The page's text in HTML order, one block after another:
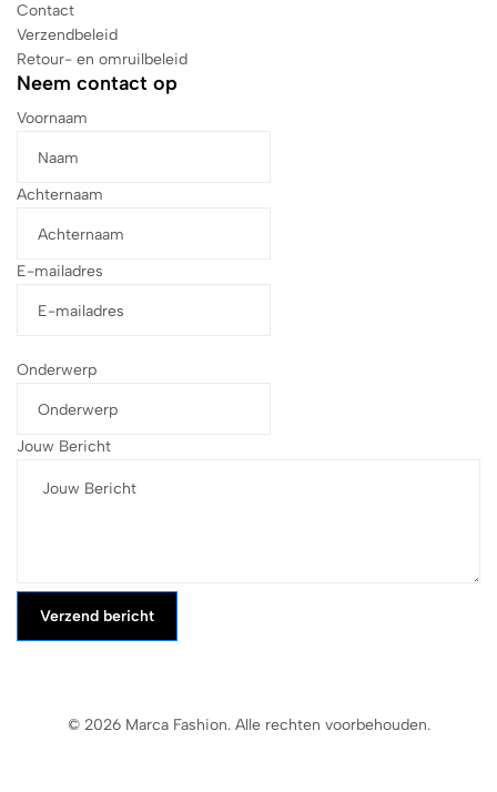
Contact
Verzendbeleid
Retour- en omruilbeleid
Neem contact op
Voornaam
Achternaam
E-mailadres
Onderwerp
Jouw Bericht
Verzend bericht
© 2026 Marca Fashion. Alle rechten voorbehouden.